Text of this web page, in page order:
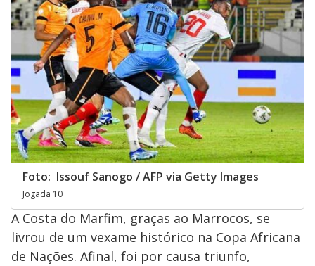
Foto: Issouf Sanogo / AFP via Getty Images
Jogada 10
A Costa do Marfim, graças ao Marrocos, se
livrou de um vexame histórico na Copa Africana
de Nações. Afinal, foi por causa triunfo,